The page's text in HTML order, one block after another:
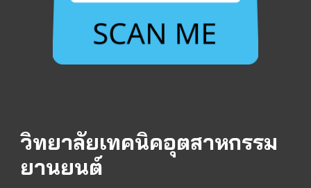
วิทยาลัยเทคนิคอุตสาหกรรม
ยานยนต์